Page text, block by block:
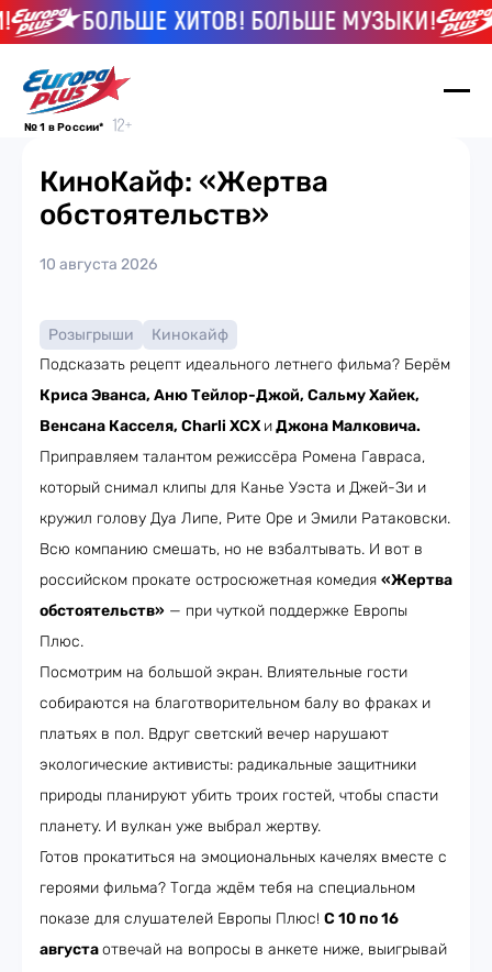
БОЛЬШЕ ХИТОВ! БОЛЬШЕ МУЗЫКИ!
№ 1 в России*
КиноКайф: «Жертва
обстоятельств»
10 августа 2026
Розыгрыши
Кинокайф
Подсказать рецепт идеального летнего фильма? Берём
Криса Эванса, Аню Тейлор-Джой, Сальму Хайек,
Венсана Касселя, Charli XCXиДжона Малковича.
Приправляем талантом режиссёра Ромена Гавраса,
который снимал клипы для Канье Уэста и Джей-Зи и
кружил голову Дуа Липе, Рите Оре и Эмили Ратаковски.
Всю компанию смешать, но не взбалтывать. И вот в
российском прокате остросюжетная комедия «Жертва
обстоятельств» — при чуткой поддержке Европы
Плюс.
Посмотрим на большой экран. Влиятельные гости
собираются на благотворительном балу во фраках и
платьях в пол. Вдруг светский вечер нарушают
экологические активисты: радикальные защитники
природы планируют убить троих гостей, чтобы спасти
планету. И вулкан уже выбрал жертву.
Готов прокатиться на эмоциональных качелях вместе с
героями фильма? Тогда ждём тебя на специальном
показе для слушателей Европы Плюс! С 10 по 16
августаотвечай на вопросы в анкете ниже, выигрывай